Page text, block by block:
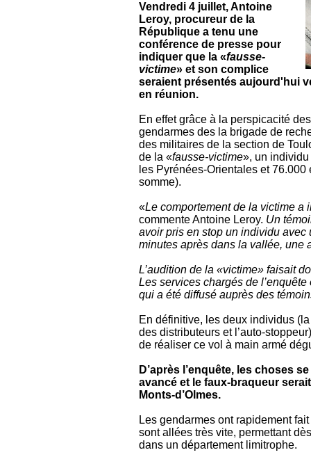
Vendredi 4 juillet, Antoine
Leroy, procureur de la
République a tenu une
conférence de presse pour
indiquer que la «fausse-
victime» et son complice
seraient présentés aujourd'hui
en réunion.
En effet grâce à la perspicacité
gendarmes des la brigade de
des militaires de la section de
de la «fausse-victime», un individu
les Pyrénées-Orientales et
somme).
«Le comportement de la victime a
commente Antoine Leroy. Un
avoir pris en stop un individu
minutes après dans la vallée, une
L’audition de la «victime» faisait
Les services chargés de
qui a été diffusé auprès des
En définitive, les deux individus
des distributeurs et l’auto-
de réaliser ce vol à main armé
D’après l’enquête, les choses
avancé et le faux-braqueur
Monts-d’Olmes.
Les gendarmes ont rapidement
sont allées très vite, permettant
dans un département limitrophe.